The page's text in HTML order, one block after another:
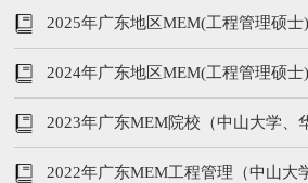
2025年广东地区MEM(工程管理硕
制、分数线汇总
2024年广东地区MEM(工程管理硕
制信息汇总
2023年广东MEM院校（中山大学、
等）学制、专业、学费
2022年广东MEM工程管理（中山大